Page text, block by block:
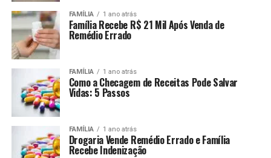
FAMÍLIA 1 ano atrás
Família Recebe R$ 21 Mil Após Venda de
Remédio Errado
FAMÍLIA 1 ano atrás
Como a Checagem de Receitas Pode Salvar
Vidas: 5 Passos
FAMÍLIA 1 ano atrás
Drogaria Vende Remédio Errado e Família
Recebe Indenização